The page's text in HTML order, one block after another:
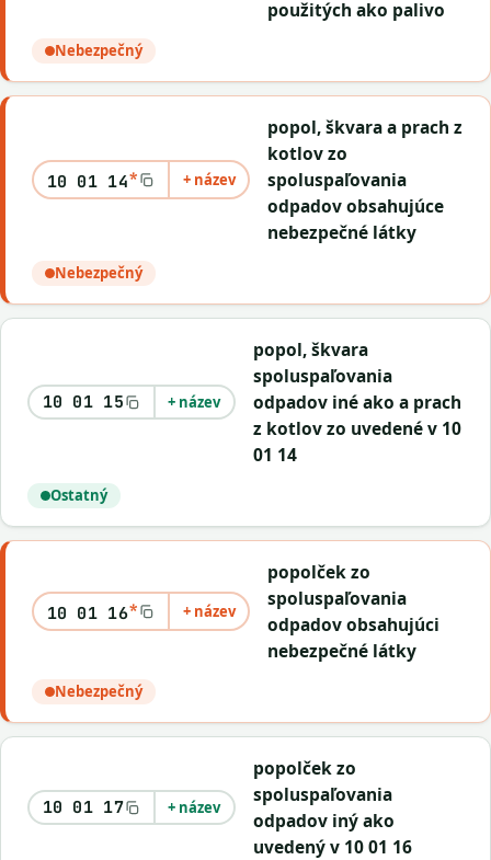
použitých ako palivo
Nebezpečný
10 01 14* + název
popol, škvara a prach z
kotlov zo
spoluspaľovania
odpadov obsahujúce
nebezpečné látky
Nebezpečný
10 01 15 + název
popol, škvara
spoluspaľovania
odpadov iné ako a prach
z kotlov zo uvedené v 10
01 14
Ostatný
10 01 16* + název
popolček zo
spoluspaľovania
odpadov obsahujúci
nebezpečné látky
Nebezpečný
10 01 17 + název
popolček zo
spoluspaľovania
odpadov iný ako
uvedený v 10 01 16